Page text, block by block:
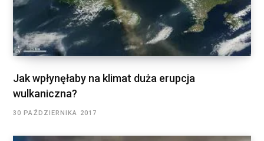
Jak wpłynęłaby na klimat duża erupcja
wulkaniczna?
30 PAŹDZIERNIKA 2017